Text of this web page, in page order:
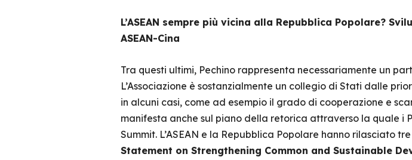
L’ASEAN sempre più vicina alla Repubblica Popolare?
ASEAN-Cina
Tra questi ultimi, Pechino rappresenta necessariamente un
L’Associazione è sostanzialmente un collegio di Stati dalle
in alcuni casi, come ad esempio il grado di cooperazione e
manifesta anche sul piano della retorica attraverso la quale i
Summit. L’ASEAN e la Repubblica Popolare hanno rilasciato
Statement on Strengthening Common and Sustainable